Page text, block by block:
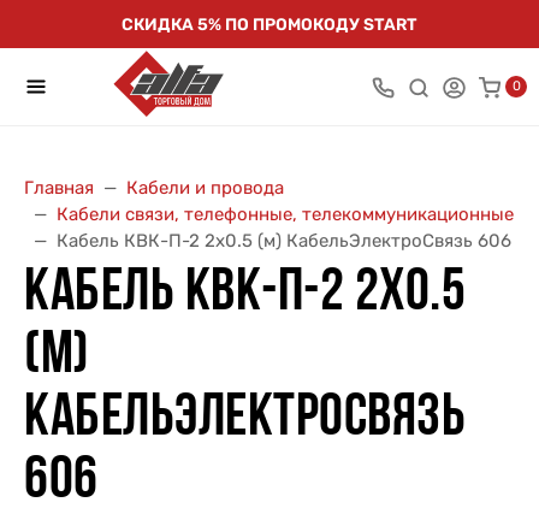
СКИДКА 5% ПО ПРОМОКОДУ START
0
Главная
Кабели и провода
Кабели связи, телефонные, телекоммуникационные
Кабель КВК-П-2 2х0.5 (м) КабельЭлектроСвязь 606
КАБЕЛЬ КВК-П-2 2Х0.5
(М)
КАБЕЛЬЭЛЕКТРОСВЯЗЬ
606